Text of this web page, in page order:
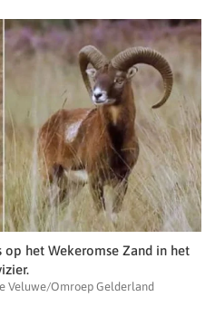
het Wekeromse Zand in het
Veluwe/Omroep Gelderland